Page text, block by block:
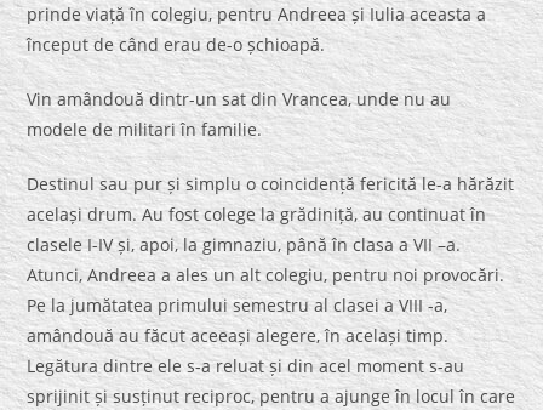
prinde viață în colegiu, pentru Andreea și Iulia aceasta a
început de când erau de-o șchioapă.
Vin amândouă dintr-un sat din Vrancea, unde nu au
modele de militari în familie.
Destinul sau pur și simplu o coincidență fericită le-a hărăzit
același drum. Au fost colege la grădiniță, au continuat în
clasele I-IV și, apoi, la gimnaziu, până în clasa a VII –a.
Atunci, Andreea a ales un alt colegiu, pentru noi provocări.
Pe la jumătatea primului semestru al clasei a VIII -a,
amândouă au făcut aceeași alegere, în același timp.
Legătura dintre ele s-a reluat și din acel moment s-au
sprijinit și susținut reciproc, pentru a ajunge în locul în care